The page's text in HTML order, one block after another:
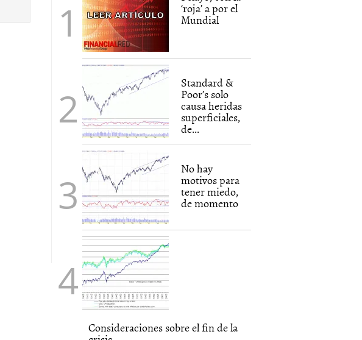
‘roja’ a por el
Mundial
Standard &
Poor’s solo
causa heridas
superficiales,
de...
No hay
motivos para
tener miedo,
de momento
Consideraciones sobre el fin de la